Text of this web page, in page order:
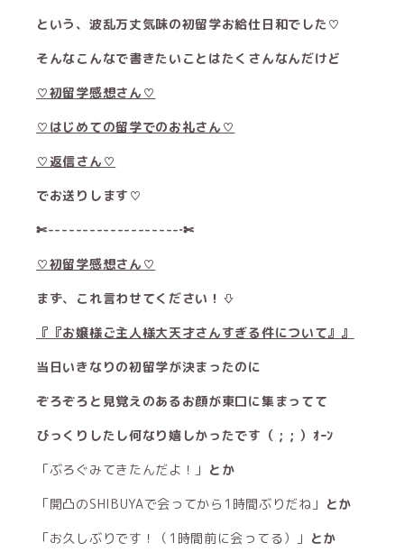
という、波乱万丈気味の初留学お給仕日和でした♡
そんなこんなで書きたいことはたくさんなんだけど
♡初留学感想さん♡
♡はじめての留学でのお礼さん♡
♡返信さん♡
でお送りします♡
✄-------------------‐✄
♡初留学感想さん♡
まず、これ言わせてください！⇩
『『お嬢様ご主人様大天才さんすぎる件について』』
当日いきなりの初留学が決まったのに
ぞろぞろと見覚えのあるお顔が東口に集まってて
びっくりしたし何なり嬉しかったです（ ; ; ）ｵｰﾝ
「ぶろぐみてきたんだよ！」 とか
「開凸のSHIBUYAで会ってから1時間ぶりだね」 とか
「お久しぶりです！（1時間前に会ってる）」 とか